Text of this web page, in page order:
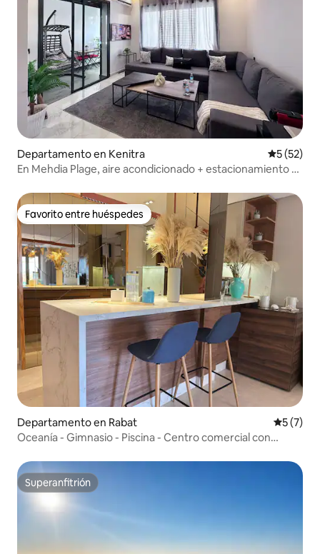
Departamento en Kenitra
5 (52)
En Mehdia Plage, aire acondicionado + estacionamiento +
Favorito entre huéspedes
Favorito entre huéspedes
Departamento en Rabat
5 (7)
Oceanía - Gimnasio - Piscina - Centro comercial con
Superanfitrión
Superanfitrión